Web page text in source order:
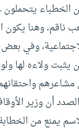
الخطباء
وهنا يكون
الاجتماعية،
يثبت ولاءه لها
الصدد أن وزير
يمنع من